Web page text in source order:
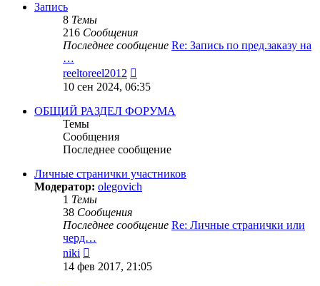
Запись
8 Темы
216 Сообщения
Последнее сообщение Re: Запись по пред.заказу на
…
reeltoreel2012
к
сообщению
10 сен 2024, 06:35
ОБЩИЙ РАЗДЕЛ ФОРУМА
Темы
Сообщения
Последнее сообщение
Личные странички участников
Модератор: olegovich
1 Темы
38 Сообщения
Последнее сообщение Re: Личные странички или
черд…
niki
к
14 фев 2017, 21:05